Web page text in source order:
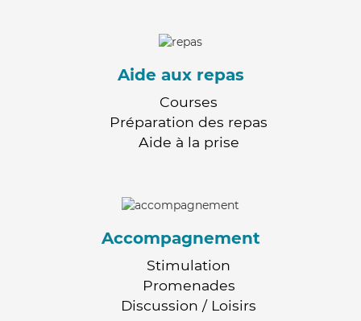
Aide aux repas
Courses
Préparation des repas
Aide à la prise
Accompagnement
Stimulation
Promenades
Discussion / Loisirs